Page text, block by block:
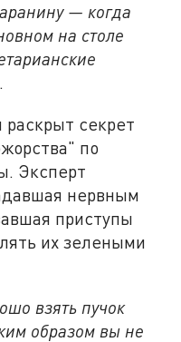
— когда
на столе
секрет
по
Эксперт
нервным
приступы
их зелеными
взять пучок
образом вы не